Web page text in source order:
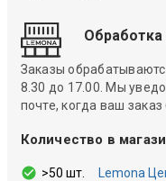
Обработка
Заказы
8.30 до 17.00. Мы
почте, когда ваш заказ
Количество в
>50 шт.
Lemona